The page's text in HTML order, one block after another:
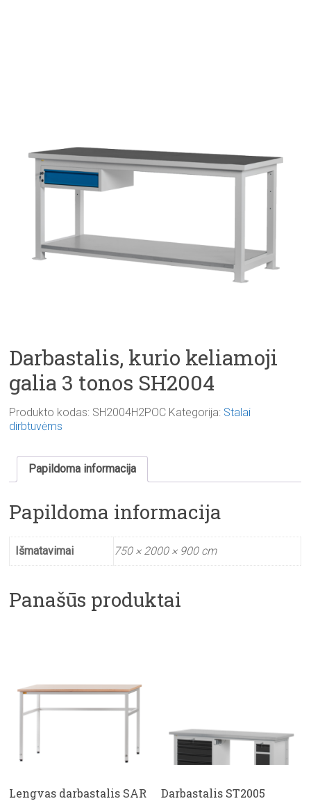
Darbastalis, kurio keliamoji
galia 3 tonos SH2004
Produkto kodas: SH2004H2POC Kategorija: Stalai
dirbtuvėms
Papildoma informacija
Papildoma informacija
Išmatavimai 750 × 2000 × 900 cm
Panašūs produktai
Lengvas darbastalis SAR Darbastalis ST2005